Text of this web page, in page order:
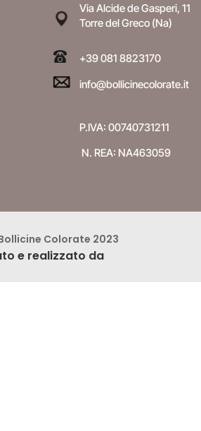
Via Alcide de Gasperi, 11
Torre del Greco (Na)
+39 081 8823170
info@bollicinecolorate.it
P.IVA: 00740731211
N. REA: NA463059
Colorate 2023
e realizzato da